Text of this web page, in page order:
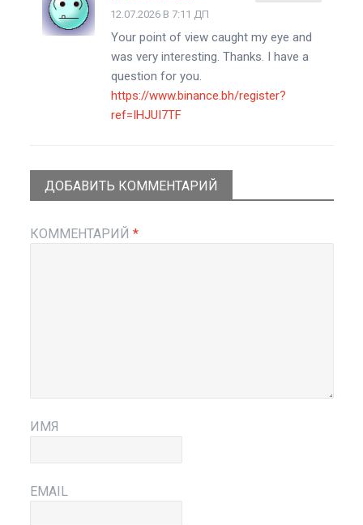
12.07.2026 В 7:11 ДП
Your point of view caught my eye and
was very interesting. Thanks. I have a
question for you.
https://www.binance.bh/register?
ref=IHJUI7TF
ДОБАВИТЬ КОММЕНТАРИЙ
КОММЕНТАРИЙ*
ИМЯ
EMAIL